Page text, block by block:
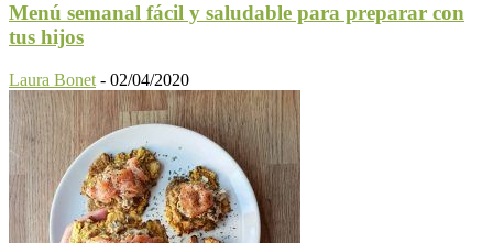
Menú semanal fácil y saludable para preparar con
tus hijos
Laura Bonet - 02/04/2020